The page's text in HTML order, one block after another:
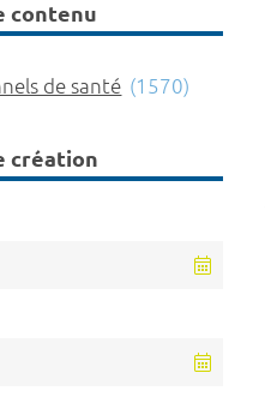
contenu
de santé (1570)
création